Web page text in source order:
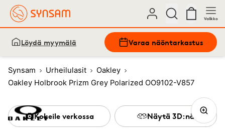
Valikko
Löydä myymälä Varaa näöntarkastus
Synsam Urheilulasit
Oakley
Oakley Holbrook Prizm Grey Polarized OO9102-V857
Kokeile verkossa Näytä 3D:nä